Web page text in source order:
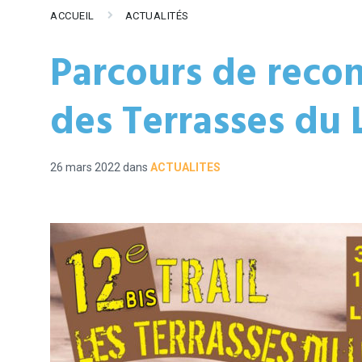
ACCUEIL ACTUALITÉS
Parcours de
des Terrasses du
26 mars 2022 dans ACTUALITES